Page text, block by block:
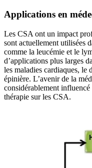
Applications en
Les CSA ont un impact
sont actuellement utilisées
comme la leucémie et le
d’applications plus larges
les maladies cardiaques, le
épinière. L’avenir de la
considérablement influencé
thérapie sur les CSA.